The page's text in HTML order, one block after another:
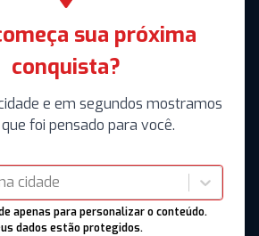
sua próxima
conquista?
e em segundos mostramos
foi pensado para você.
cidade
apenas para personalizar o conteúdo.
dados estão protegidos.